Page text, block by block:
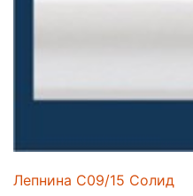
Лепнина C09/15 Солид